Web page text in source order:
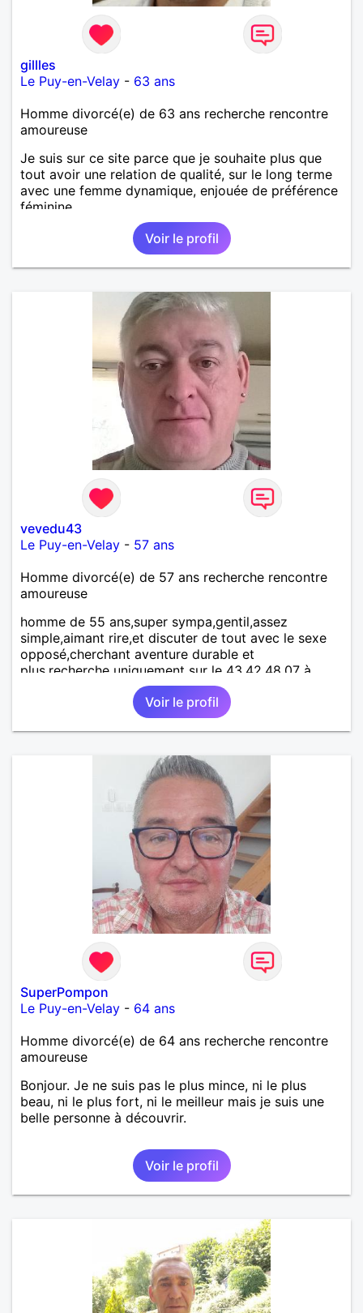
gillles
Le Puy-en-Velay - 63 ans
Homme divorcé(e) de 63 ans recherche rencontre
amoureuse
Je suis sur ce site parce que je souhaite plus que
tout avoir une relation de qualité, sur le long terme
avec une femme dynamique, enjouée de préférence
féminine.
Voir le profil
vevedu43
Le Puy-en-Velay - 57 ans
Homme divorcé(e) de 57 ans recherche rencontre
amoureuse
homme de 55 ans,super sympa,gentil,assez
simple,aimant rire,et discuter de tout avec le sexe
opposé,cherchant aventure durable et
plus.recherche uniquement sur le 43,42,48,07 à
hauteur de 100 km maxi.désolé pour les autres mais
pour se rencontrer en réel,c'est plus pratique.
Voir le profil
SuperPompon
Le Puy-en-Velay - 64 ans
Homme divorcé(e) de 64 ans recherche rencontre
amoureuse
Bonjour. Je ne suis pas le plus mince, ni le plus
beau, ni le plus fort, ni le meilleur mais je suis une
belle personne à découvrir.
Voir le profil